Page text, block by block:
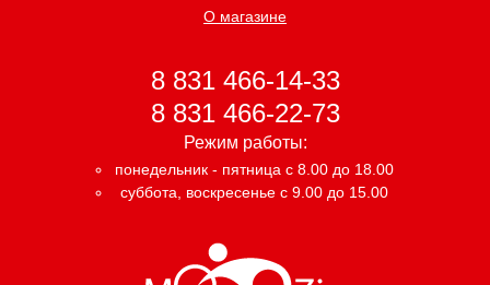
О магазине
8 831 466-14-33
8 831 466-22-73
Режим работы:
понедельник - пятница с 8.00 до 18.00
суббота, воскресенье с 9.00 до 15.00